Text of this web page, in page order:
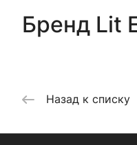
Бренд Lit
Назад к списку